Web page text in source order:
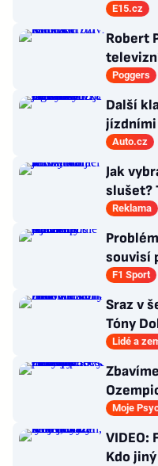
brzy
E15.cz
Robert
Poggers
Další
znovu
Auto.cz
Jak
slušet?
Reklama
souvisí
F1 Sport
Sraz v
Tóny
3000
Lidé a
průlom
Moje
VIDEO:
Kdo